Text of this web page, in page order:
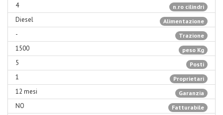
n.ro cilindri
4
Alimentazione
Diesel
Trazione
-
peso Kg
1500
Posti
5
Proprietari
1
Garanzia
12 mesi
Fatturabile
NO